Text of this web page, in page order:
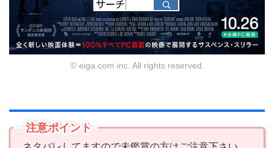
© eiga.com inc. All rights reserved.
注意ポイント